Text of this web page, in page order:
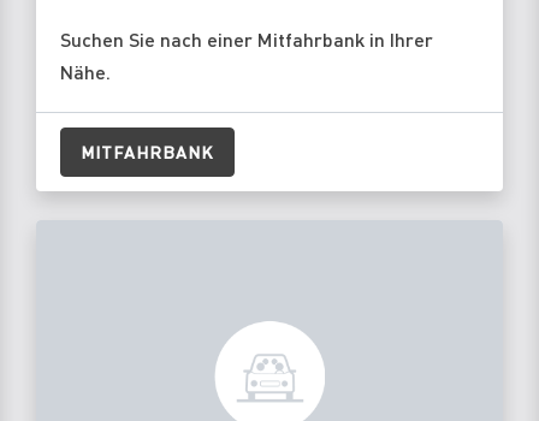
Suchen Sie nach einer Mitfahrbank in Ihrer
Nähe.
MITFAHRBANK